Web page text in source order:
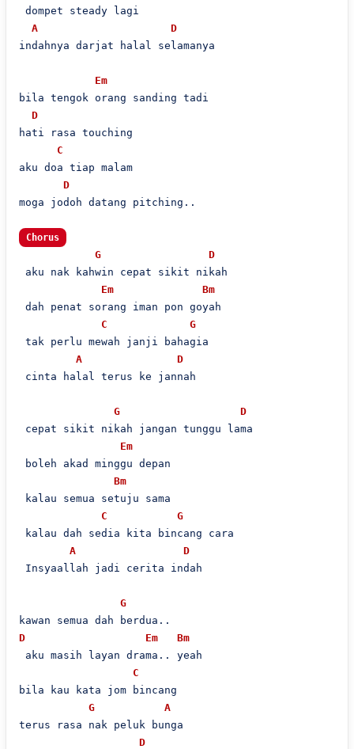
dompet steady lagi
A
D
indahnya darjat halal selamanya
Em
bila tengok orang sanding tadi
D
hati rasa touching
C
aku doa tiap malam
D
moga jodoh datang pitching..
Chorus
G
D
aku nak kahwin cepat sikit nikah
Em
Bm
dah penat sorang iman pon goyah
C
G
tak perlu mewah janji bahagia
A
D
cinta halal terus ke jannah
G
D
cepat sikit nikah jangan tunggu lama
Em
boleh akad minggu depan
Bm
kalau semua setuju sama
C
G
kalau dah sedia kita bincang cara
A
D
Insyaallah jadi cerita indah
G
D
Em
Bm
aku masih layan drama.. yeah
C
bila kau kata jom bincang
G
A
terus rasa nak peluk bunga
D